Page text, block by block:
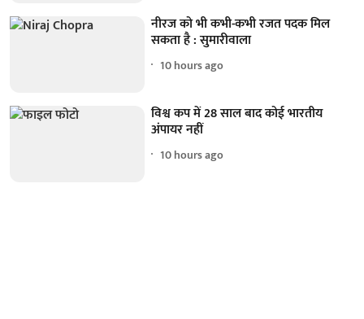
नीरज को भी कभी-कभी रजत पदक मिल
सकता है : सुमारीवाला
10 hours ago
विश्व कप में 28 साल बाद कोई भारतीय
अंपायर नहीं
10 hours ago